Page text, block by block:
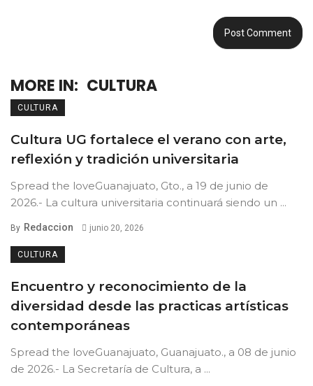
MORE IN: CULTURA
CULTURA
Cultura UG fortalece el verano con arte,
reflexión y tradición universitaria
Spread the loveGuanajuato, Gto., a 19 de junio de
2026.- La cultura universitaria continuará siendo un ...
By Redaccion junio 20, 2026
CULTURA
Encuentro y reconocimiento de la
diversidad desde las practicas artísticas
contemporáneas
Spread the loveGuanajuato, Guanajuato., a 08 de junio
de 2026.- La Secretaría de Cultura, a ...